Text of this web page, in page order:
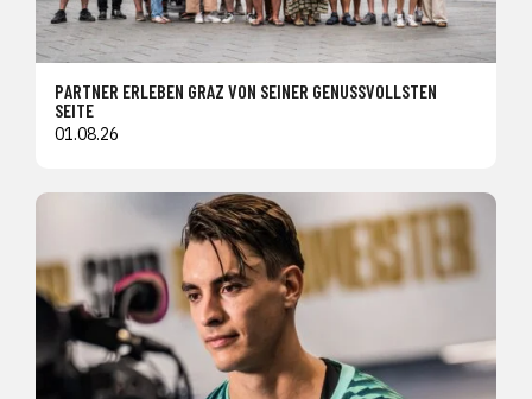
PARTNER ERLEBEN GRAZ VON SEINER GENUSSVOLLSTEN
SEITE
01.08.26